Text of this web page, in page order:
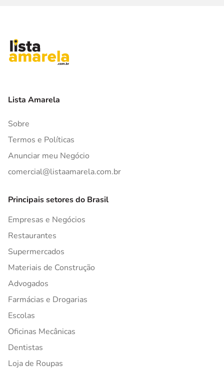
Lista Amarela
Sobre
Termos e Políticas
Anunciar meu Negócio
comercial@listaamarela.com.br
Principais setores do Brasil
Empresas e Negócios
Restaurantes
Supermercados
Materiais de Construção
Advogados
Farmácias e Drogarias
Escolas
Oficinas Mecânicas
Dentistas
Loja de Roupas